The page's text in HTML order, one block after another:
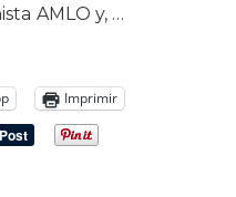
AMLO y, …
Imprimir